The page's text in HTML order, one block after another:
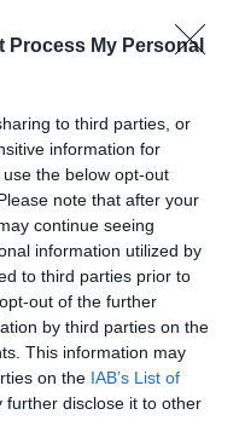
Process My Personal
to third parties, or
information for
the below opt-out
note that after your
continue seeing
information utilized by
to third parties prior to
out of the further
by third parties on the
This information may
on the IAB’s List of
further disclose it to other